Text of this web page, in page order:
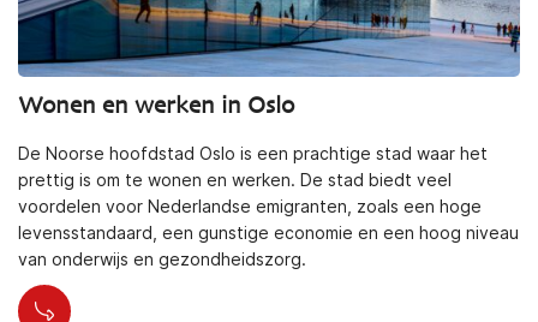
Wonen en werken in Oslo
De Noorse hoofdstad Oslo is een prachtige stad waar het
prettig is om te wonen en werken. De stad biedt veel
voordelen voor Nederlandse emigranten, zoals een hoge
levensstandaard, een gunstige economie en een hoog niveau
van onderwijs en gezondheidszorg.